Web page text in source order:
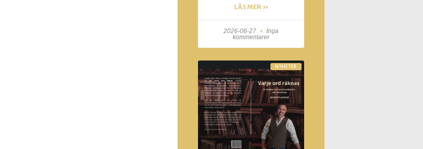
LÄS MER »
2026-06-27
Inga
kommentarer
NYHETER